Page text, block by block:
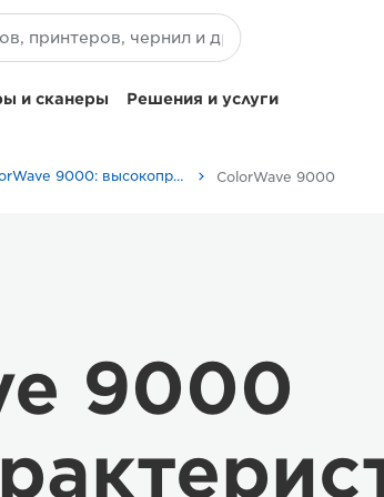
и сканеры Решения и услуги
ColorWave 9000: высокопроизводительная широкоформатная печать ColorWave 9000
9000